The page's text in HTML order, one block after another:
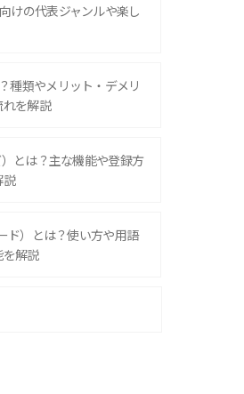
けの代表ジャンルや楽し
種類やメリット・デメリ
れを解説
とは？主な機能や登録方
説
ド）とは？使い方や用語
解説